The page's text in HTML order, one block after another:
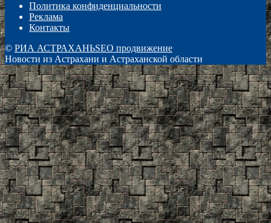
Политика конфиденциальности
Реклама
Контакты
© РИА АСТРАХАНЬSEO продвижение
Новости из Астрахани и Астраханской области